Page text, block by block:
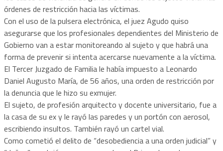
órdenes de restricción hacia las víctimas.
Con el uso de la pulsera electrónica, el juez Agudo quiso
asegurarse que los profesionales dependientes del Ministerio de
Gobierno van a estar monitoreando al sujeto y que habrá una
forma de prevenir si intenta acercarse nuevamente a la víctima.
El Tercer Juzgado de Familia le había impuesto a Leonardo
Daniel Augusto María, de 56 años, una orden de restricción por
la denuncia que le hizo su exmujer.
El sujeto, de profesión arquitecto y docente universitario, fue a
la casa de su ex y le rayó las paredes y un portón con aerosol,
escribiendo insultos. También rayó un cartel vial.
Como cometió el delito de “desobediencia a una orden judicial” y